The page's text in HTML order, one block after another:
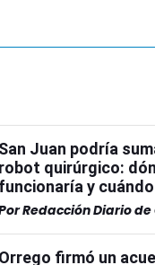
San Juan podría
robot quirúrgico:
funcionaría y
Redacción Diario de
Orrego firmó un